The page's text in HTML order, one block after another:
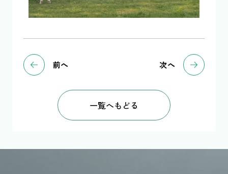
前へ
一覧へもどる
次へ